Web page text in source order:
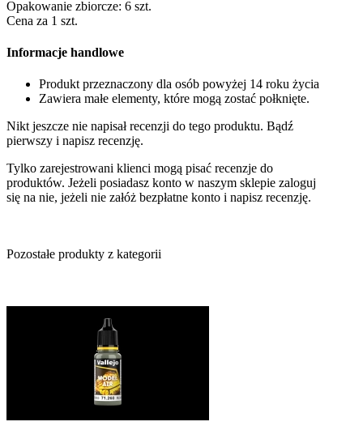
Opakowanie zbiorcze: 6 szt.
Cena za 1 szt.
Informacje handlowe
Produkt przeznaczony dla osób powyżej 14 roku życia
Zawiera małe elementy, które mogą zostać połknięte.
Nikt jeszcze nie napisał recenzji do tego produktu. Bądź
pierwszy i napisz recenzję.
Tylko zarejestrowani klienci mogą pisać recenzje do
produktów. Jeżeli posiadasz konto w naszym sklepie zaloguj
się na nie, jeżeli nie załóż bezpłatne konto i napisz recenzję.
Pozostałe produkty z kategorii